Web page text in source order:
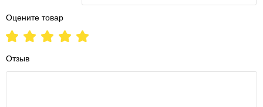
Оцените товар
Отзыв